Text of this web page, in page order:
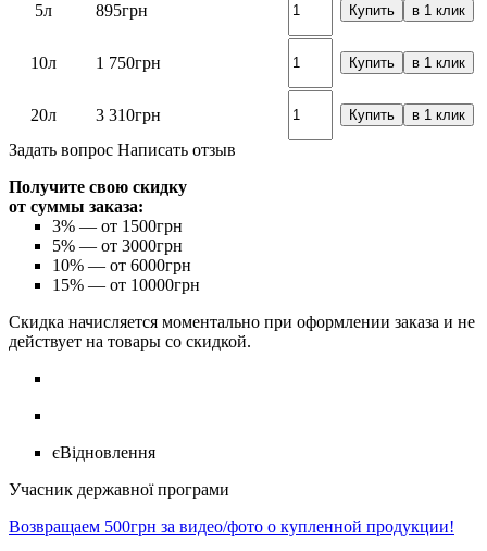
5л 895грн Купить в 1 клик
10л 1 750грн Купить в 1 клик
20л 3 310грн Купить в 1 клик
Задать вопрос Написать отзыв
Получите свою скидку
от суммы заказа:
3% — от 1500грн
5% — от 3000грн
10% — от 6000грн
15% — от 10000грн
Скидка начисляется моментально при оформлении заказа и не
действует на товары со скидкой.
єВідновлення
Учасник державної програми
Возвращаем 500грн за видео/фото о купленной продукции!